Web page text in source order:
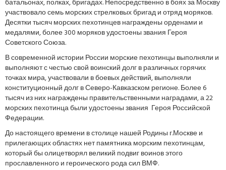
батальонах, полках, бригадах. Непосредственно в боях за Москву
участвовало семь морских стрелковых бригад и отряд моряков.
Десятки тысяч морских пехотинцев награждены орденами и
медалями, более 300 моряков удостоены звания Героя
Советского Союза.
В современной истории России морские пехотинцы выполняли и
выполняют с честью свой воинский долг в различных горячих
точках мира, участвовали в боевых действий, выполняли
конституционный долг в Северо-Кавказском регионе. Более 6
тысяч из них награждены правительственными наградами, а 22
морских пехотинца были удостоены звания Героя Российской
Федерации.
До настоящего времени в столице нашей Родины г.Москве и
прилегающих областях нет памятника морским пехотинцам,
который бы олицетворял великий подвиг воинов этого
прославленного и героического рода сил ВМФ.